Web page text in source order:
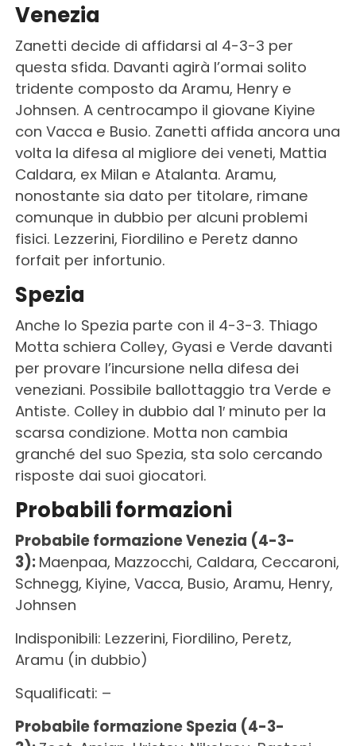
Venezia
Zanetti decide di affidarsi al 4-3-3 per
questa sfida. Davanti agirà l’ormai solito
tridente composto da Aramu, Henry e
Johnsen. A centrocampo il giovane Kiyine
con Vacca e Busio. Zanetti affida ancora una
volta la difesa al migliore dei veneti, Mattia
Caldara, ex Milan e Atalanta. Aramu,
nonostante sia dato per titolare, rimane
comunque in dubbio per alcuni problemi
fisici. Lezzerini, Fiordilino e Peretz danno
forfait per infortunio.
Spezia
Anche lo Spezia parte con il 4-3-3. Thiago
Motta schiera Colley, Gyasi e Verde davanti
per provare l’incursione nella difesa dei
veneziani. Possibile ballottaggio tra Verde e
Antiste. Colley in dubbio dal 1′ minuto per la
scarsa condizione. Motta non cambia
granché del suo Spezia, sta solo cercando
risposte dai suoi giocatori.
Probabili formazioni
Probabile formazione Venezia (4-3-
3): Maenpaa, Mazzocchi, Caldara, Ceccaroni,
Schnegg, Kiyine, Vacca, Busio, Aramu, Henry,
Johnsen
Indisponibili: Lezzerini, Fiordilino, Peretz,
Aramu (in dubbio)
Squalificati: –
Probabile formazione Spezia (4-3-